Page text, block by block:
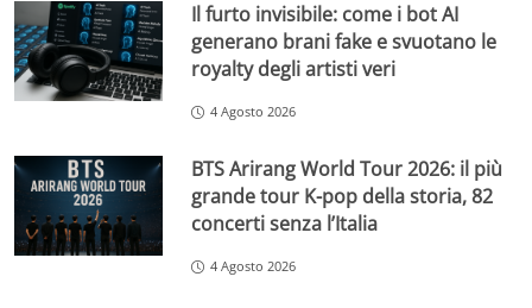
Il furto invisibile: come i bot AI
generano brani fake e svuotano le
royalty degli artisti veri
4 Agosto 2026
BTS Arirang World Tour 2026: il più
grande tour K-pop della storia, 82
concerti senza l’Italia
4 Agosto 2026